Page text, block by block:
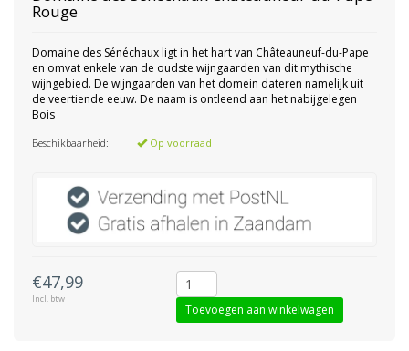
Rouge
Domaine des Sénéchaux ligt in het hart van Châteauneuf-du-Pape
en omvat enkele van de oudste wijngaarden van dit mythische
wijngebied. De wijngaarden van het domein dateren namelijk uit
de veertiende eeuw. De naam is ontleend aan het nabijgelegen
Bois
Beschikbaarheid: Op voorraad
€47,99
Incl. btw
Toevoegen aan winkelwagen